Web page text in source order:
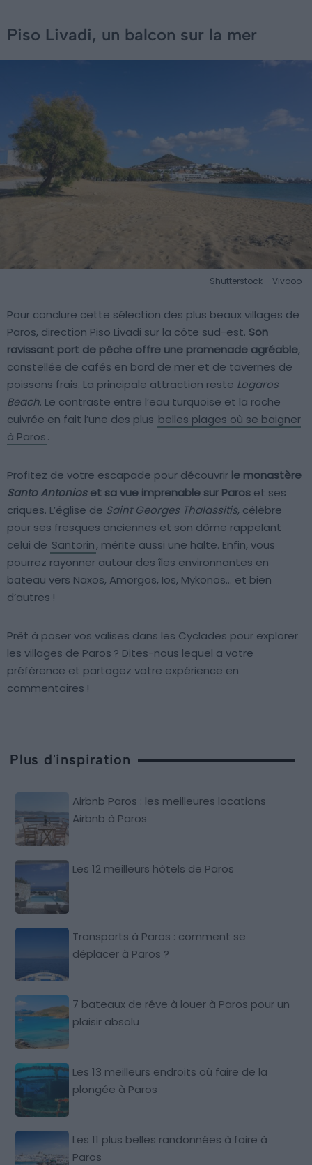
Piso Livadi, un balcon sur la mer
Shutterstock – Vivooo
Pour conclure cette sélection des plus beaux villages de
Paros, direction Piso Livadi sur la côte sud-est. Son
ravissant port de pêche offre une promenade agréable,
constellée de cafés en bord de mer et de tavernes de
poissons frais. La principale attraction reste Logaros
Beach. Le contraste entre l’eau turquoise et la roche
cuivrée en fait l’une des plus belles plages où se baigner
à Paros.
Profitez de votre escapade pour découvrir le monastère
Santo Antonioset sa vue imprenable sur Paros et ses
criques. L’église de Saint Georges Thalassitis, célèbre
pour ses fresques anciennes et son dôme rappelant
celui de Santorin, mérite aussi une halte. Enfin, vous
pourrez rayonner autour des îles environnantes en
bateau vers Naxos, Amorgos, Ios, Mykonos… et bien
d’autres !
Prêt à poser vos valises dans les Cyclades pour explorer
les villages de Paros ? Dites-nous lequel a votre
préférence et partagez votre expérience en
commentaires !
Plus d'inspiration
Airbnb Paros : les meilleures locations
Airbnb à Paros
Les 12 meilleurs hôtels de Paros
Transports à Paros : comment se
déplacer à Paros ?
7 bateaux de rêve à louer à Paros pour un
plaisir absolu
Les 13 meilleurs endroits où faire de la
plongée à Paros
Les 11 plus belles randonnées à faire à
Paros